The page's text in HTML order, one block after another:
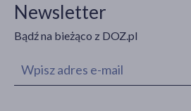
Newsletter
Bądź na bieżąco z DOZ.pl